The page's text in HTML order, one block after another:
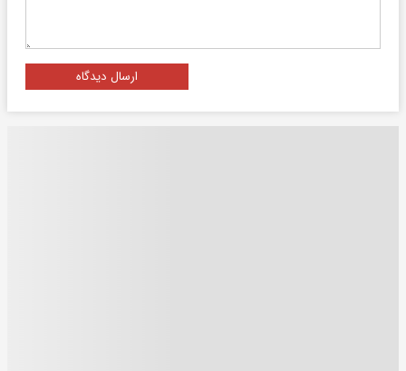
ارسال دیدگاه